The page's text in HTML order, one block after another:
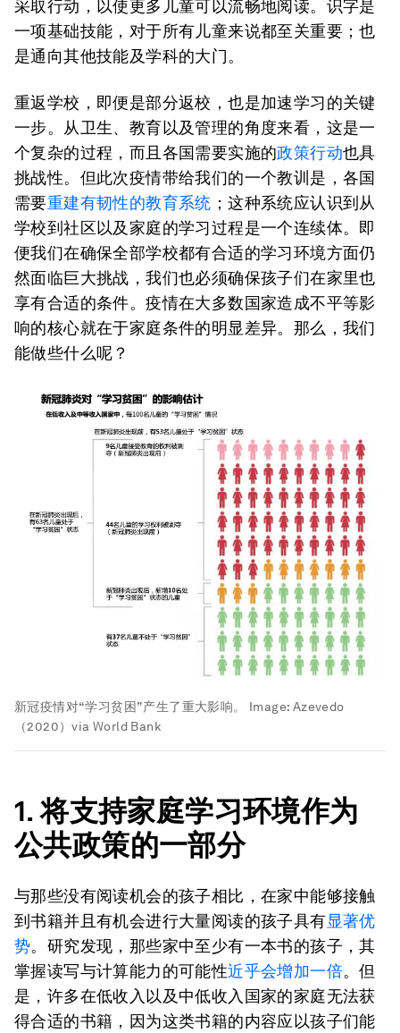
采取行动，以使更多儿童可以流畅地阅读。识字是
一项基础技能，对于所有儿童来说都至关重要；也
是通向其他技能及学科的大门。
重返学校，即便是部分返校，也是加速学习的关键
一步。从卫生、教育以及管理的角度来看，这是一
个复杂的过程，而且各国需要实施的政策行动也具
挑战性。但此次疫情带给我们的一个教训是，各国
需要重建有韧性的教育系统 ；这种系统应认识到从
学校到社区以及家庭的学习过程是一个连续体。即
便我们在确保全部学校都有合适的学习环境方面仍
然面临巨大挑战，我们也必须确保孩子们在家里也
享有合适的条件。疫情在大多数国家造成不平等影
响的核心就在于家庭条件的明显差异。那么，我们
能做些什么呢？
新冠疫情对“学习贫困”产生了重大影响。 Image: Azevedo
（2020）via World Bank
1. 将支持家庭学习环境作为
公共政策的一部分
与那些没有阅读机会的孩子相比，在家中能够接触
到书籍并且有机会进行大量阅读的孩子具有显著优
势。研究发现，那些家中至少有一本书的孩子，其
掌握读写与计算能力的可能性近乎会增加一倍。但
是，许多在低收入以及中低收入国家的家庭无法获
得合适的书籍，因为这类书籍的内容应以孩子们能